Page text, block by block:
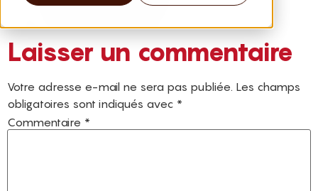
Laisser un commentaire
Votre adresse e-mail ne sera pas publiée. Les champs
obligatoires sont indiqués avec *
Commentaire *